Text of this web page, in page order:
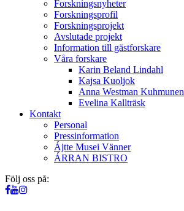
Forskningsnyheter
Forskningsprofil
Forskningsprojekt
Avslutade projekt
Information till gästforskare
Våra forskare
Karin Beland Lindahl
Kajsa Kuoljok
Anna Westman Kuhmunen
Evelina Kallträsk
Kontakt
Personal
Pressinformation
Ájtte Musei Vänner
ÁRRAN BISTRO
Följ oss på: